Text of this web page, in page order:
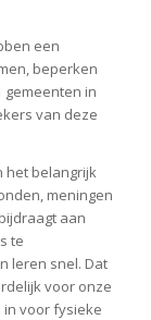
een
beperken
gemeenten in
van deze
het belangrijk
meningen
aan
te
leren snel. Dat
voor onze
in voor fysieke